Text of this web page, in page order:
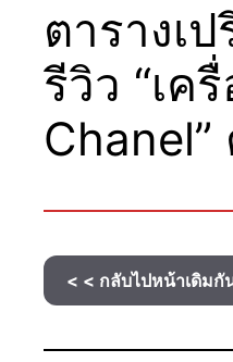
ตารางเ
รีวิว “เค